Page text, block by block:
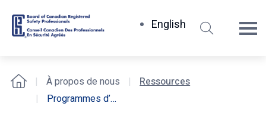
Canadian
Registered
Safety
English
Rechercher
Accueil À propos de nous
Ressources
Programmes d’assurance